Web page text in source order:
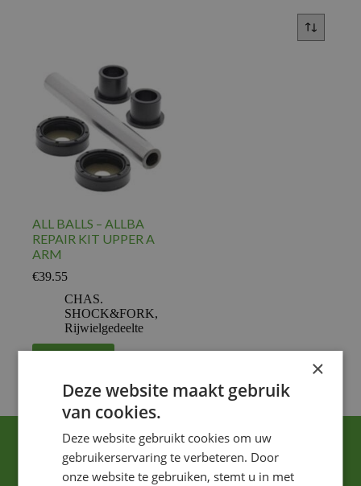
ALL BALLS – ALLBA
REPAIR KIT UPPER A
ARM
€39.55
CHAS.
SHOCK&FORK,
Rijwielgedeelte
×
Deze website maakt gebruik
van cookies.
Deze website gebruikt cookies om uw
gebruikerservaring te verbeteren. Door
onze website te gebruiken, stemt u in met